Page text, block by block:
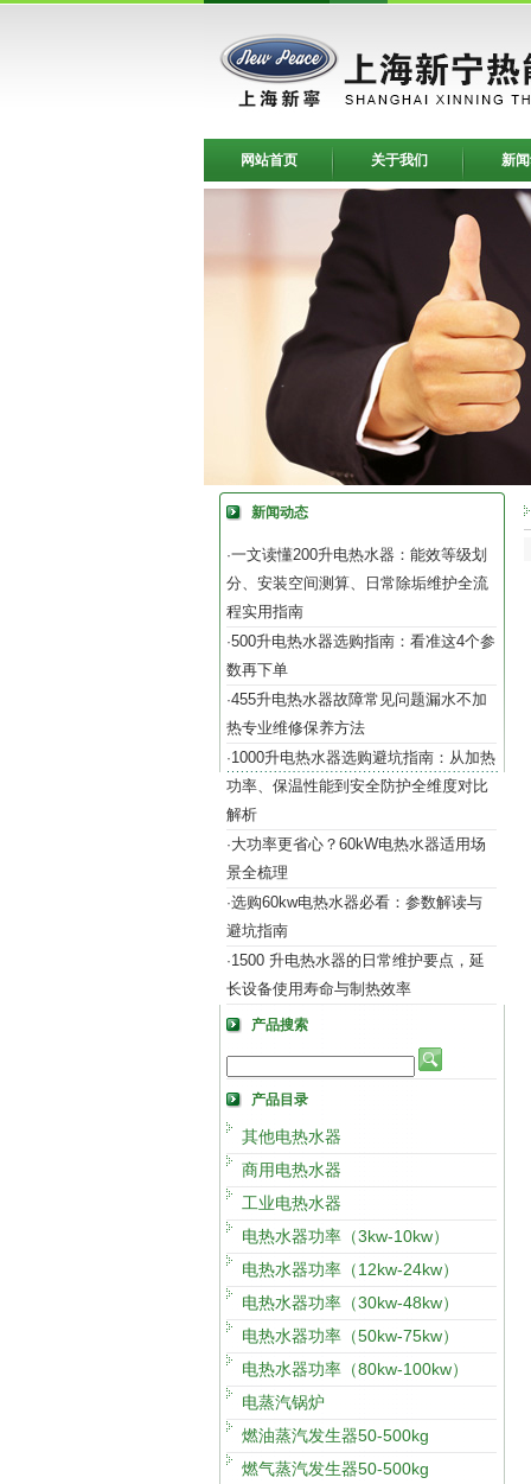
网站首页 关于我们 新
新闻动态
·一文读懂200升电热水器：能效等级划
分、安装空间测算、日常除垢维护全流
程实用指南
·500升电热水器选购指南：看准这4个参
数再下单
·455升电热水器故障常见问题漏水不加
热专业维修保养方法
·1000升电热水器选购避坑指南：从加热
功率、保温性能到安全防护全维度对比
解析
·大功率更省心？60kW电热水器适用场
景全梳理
·选购60kw电热水器必看：参数解读与
避坑指南
·1500 升电热水器的日常维护要点，延
长设备使用寿命与制热效率
产品搜索
产品目录
其他电热水器
商用电热水器
工业电热水器
电热水器功率（3kw-10kw）
电热水器功率（12kw-24kw）
电热水器功率（30kw-48kw）
电热水器功率（50kw-75kw）
电热水器功率（80kw-100kw）
电蒸汽锅炉
燃油蒸汽发生器50-500kg
燃气蒸汽发生器50-500kg